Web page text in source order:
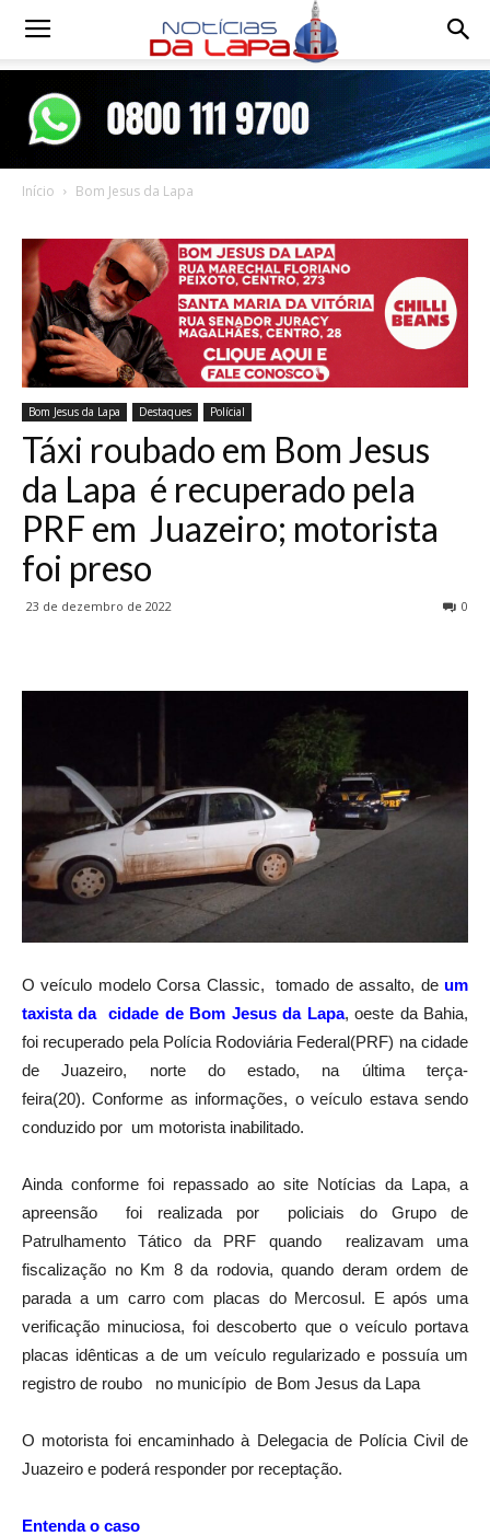
Notícias
Início Bom Jesus da Lapa
Bom Jesus da Lapa Destaques Polícial
Táxi roubado em Bom Jesus
da Lapa é recuperado pela
PRF em Juazeiro; motorista
foi preso
23 de dezembro de 2022 0
O veículo modelo Corsa Classic, tomado de assalto, deum
taxista da cidade de Bom Jesus da Lapa, oeste da Bahia,
foi recuperado pela Polícia Rodoviária Federal(PRF) na cidade
de Juazeiro, norte do estado, na última terça-
feira(20). Conforme as informações, o veículo estava sendo
conduzido por um motorista inabilitado.
Ainda conforme foi repassado ao site Notícias da Lapa, a
apreensão foi realizada por policiais do Grupo de
Patrulhamento Tático da PRF quando realizavam uma
fiscalização no Km 8 da rodovia, quando deram ordem de
parada a um carro com placas do Mercosul. E após uma
verificação minuciosa, foi descoberto que o veículo portava
placas idênticas a de um veículo regularizado e possuía um
registro de roubo no município de Bom Jesus da Lapa
O motorista foi encaminhado à Delegacia de Polícia Civil de
Juazeiro e poderá responder por receptação.
Entenda o caso